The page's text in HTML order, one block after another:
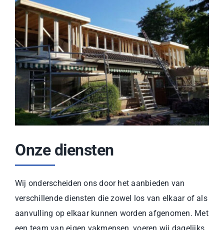
Onze diensten
Wij onderscheiden ons door het aanbieden van
verschillende diensten die zowel los van elkaar of als
aanvulling op elkaar kunnen worden afgenomen. Met